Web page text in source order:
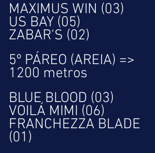
MAXIMUS WIN (03)
US BAY (05)
ZABAR'S (02)
5º PÁREO (AREIA) =>
1200 metros
BLUE BLOOD (03)
VOILÁ MIMI (06)
FRANCHEZZA BLADE
(01)